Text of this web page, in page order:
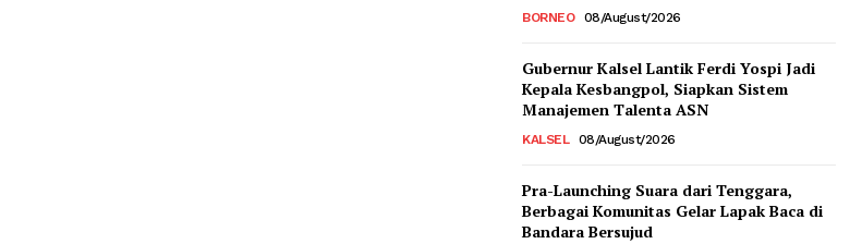
BORNEO 08/August/2026
Gubernur Kalsel Lantik Ferdi Yospi Jadi
Kepala Kesbangpol, Siapkan Sistem
Manajemen Talenta ASN
KALSEL 08/August/2026
Pra-Launching Suara dari Tenggara,
Berbagai Komunitas Gelar Lapak Baca di
Bandara Bersujud